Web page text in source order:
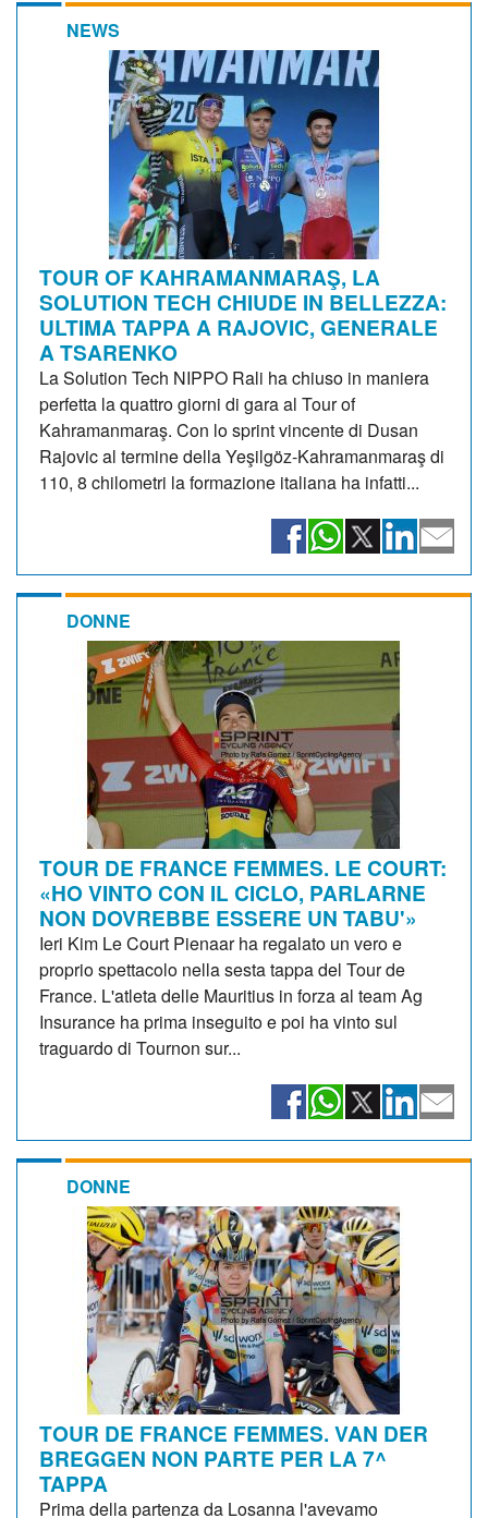
NEWS
TOUR OF KAHRAMANMARAŞ, LA
SOLUTION TECH CHIUDE IN BELLEZZA:
ULTIMA TAPPA A RAJOVIC, GENERALE
A TSARENKO
La Solution Tech NIPPO Rali ha chiuso in maniera
perfetta la quattro giorni di gara al Tour of
Kahramanmaraş. Con lo sprint vincente di Dusan
Rajovic al termine della Yeşilgöz-Kahramanmaraş di
110, 8 chilometri la formazione italiana ha infatti...
DONNE
TOUR DE FRANCE FEMMES. LE COURT:
«HO VINTO CON IL CICLO, PARLARNE
NON DOVREBBE ESSERE UN TABU'»
Ieri Kim Le Court Pienaar ha regalato un vero e
proprio spettacolo nella sesta tappa del Tour de
France. L'atleta delle Mauritius in forza al team Ag
Insurance ha prima inseguito e poi ha vinto sul
traguardo di Tournon sur...
DONNE
TOUR DE FRANCE FEMMES. VAN DER
BREGGEN NON PARTE PER LA 7^
TAPPA
Prima della partenza da Losanna l'avevamo